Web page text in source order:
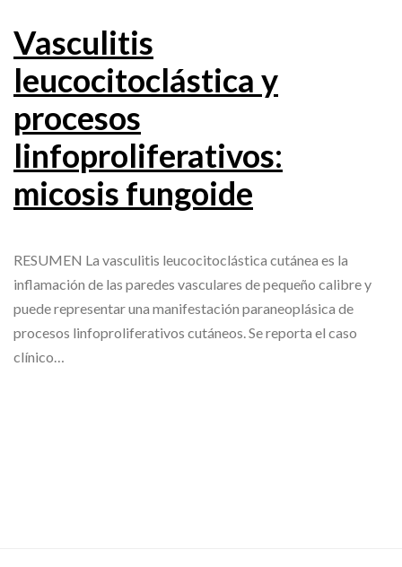
Vasculitis
leucocitoclástica y
procesos
linfoproliferativos:
micosis fungoide
RESUMEN La vasculitis leucocitoclástica cutánea es la
inflamación de las paredes vasculares de pequeño calibre y
puede representar una manifestación paraneoplásica de
procesos linfoproliferativos cutáneos. Se reporta el caso
clínico…